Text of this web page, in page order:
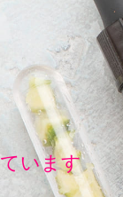
います